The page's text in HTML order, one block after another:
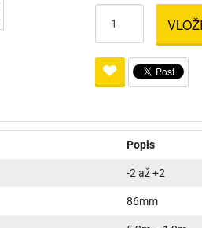
Popis
-2 až +2
86mm